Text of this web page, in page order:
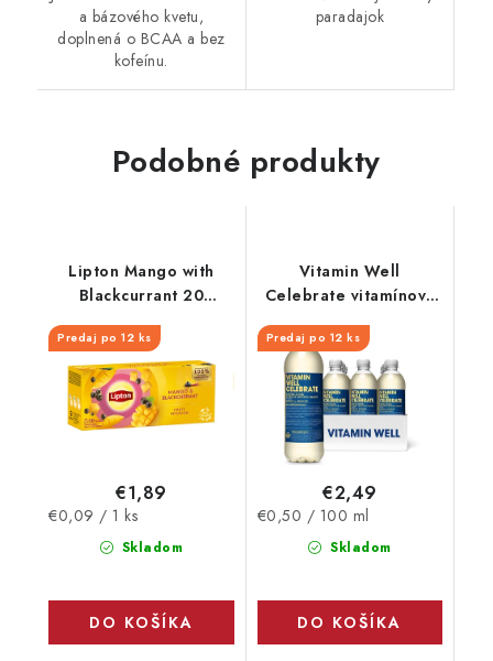
a bázového kvetu,
doplnená o BCAA a bez
kofeínu.
paradajok
Podobné produkty
Lipton Mango with
Blackcurrant 20
vrecúšok x 1,7g
Predaj po 12 ks
Skladom
€1,89
Jednotková
€0,09 / 1 ks
DO KOŠÍKA
Vitamin Well
Celebrate vitamínový
nápoj 500 ml
Predaj po 12 ks
Skladom
€2,49
Jednotková
€0,50 / 100 ml
DO KOŠÍKA